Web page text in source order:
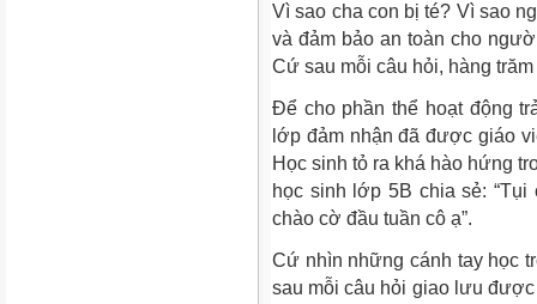
Vì sao cha con bị té? Vì sao
và đảm bảo an toàn cho
Cứ sau mỗi câu hỏi, hàng
Để cho phần thể hoạt động
lớp đảm nhận đã được giáo
Học sinh tỏ ra khá hào hứng
học sinh lớp 5B chia sẻ:
chào cờ đầu tuần cô ạ”.
Cứ nhìn những cánh tay học
sau mỗi câu hỏi giao lưu